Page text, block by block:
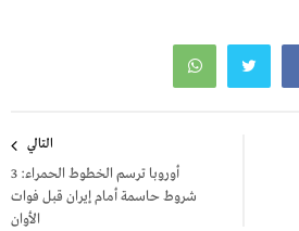
التالي
أوروبا ترسم الخطوط الحمراء: 3
شروط حاسمة أمام إيران قبل فوات
الأوان